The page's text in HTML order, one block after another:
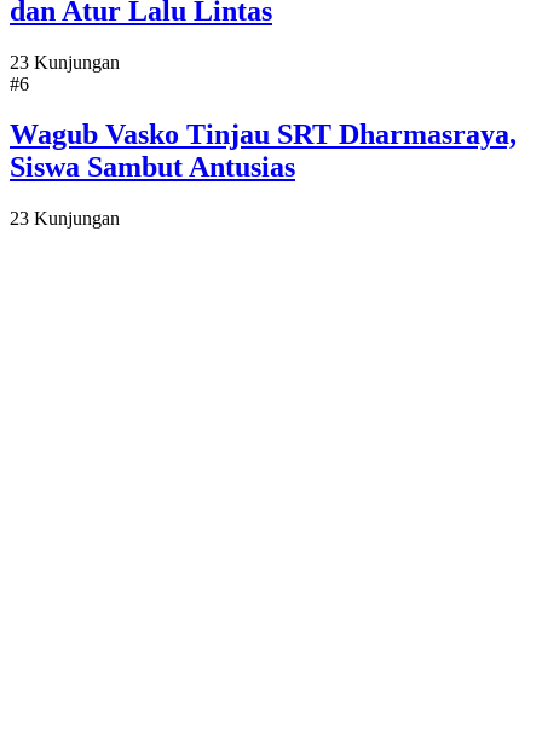
dan Atur Lalu Lintas
23 Kunjungan
#6
Wagub Vasko Tinjau SRT Dharmasraya,
Siswa Sambut Antusias
23 Kunjungan